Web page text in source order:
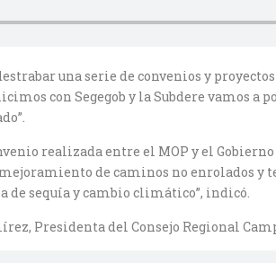
una serie de convenios y
con Segegob y la Subdere vamos
realizada entre el MOP y el
de caminos no enrolados y
sequía y cambio climático”, indicó.
Presidenta del Consejo Regional